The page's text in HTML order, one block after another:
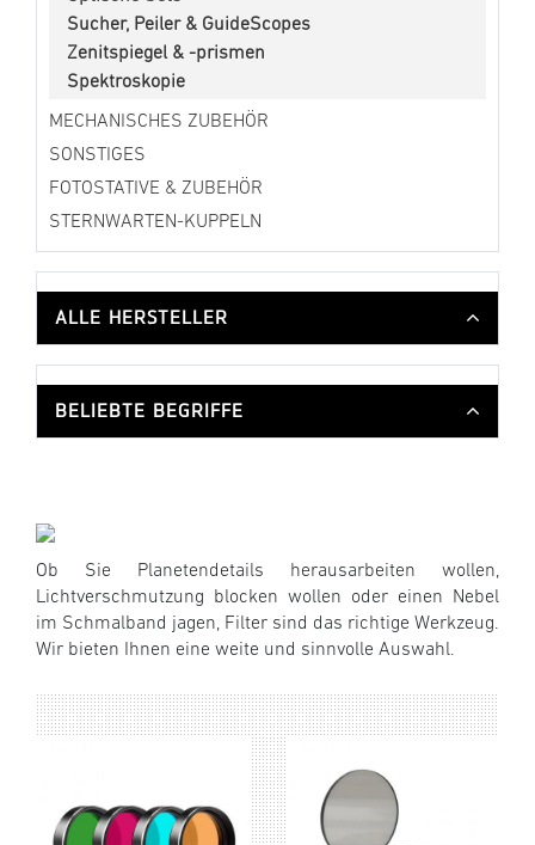
Sucher, Peiler & GuideScopes
Zenitspiegel & -prismen
Spektroskopie
MECHANISCHES ZUBEHÖR
SONSTIGES
FOTOSTATIVE & ZUBEHÖR
STERNWARTEN-KUPPELN
ALLE HERSTELLER
BELIEBTE BEGRIFFE
Ob Sie Planetendetails herausarbeiten wollen,
Lichtverschmutzung blocken wollen oder einen Nebel
im Schmalband jagen, Filter sind das richtige Werkzeug.
Wir bieten Ihnen eine weite und sinnvolle Auswahl.